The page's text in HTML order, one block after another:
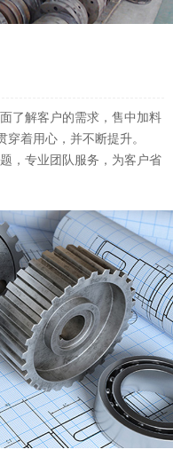
，经过多道质检程序为您提
，全程标准化生产流程，多
把控，产品通过相关认证，
优化，气涨轴价格实惠，让